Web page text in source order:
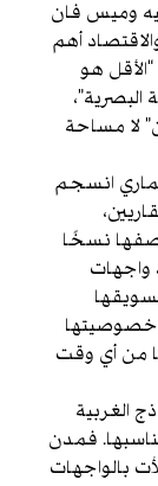
وميس فان
أهم
هو
البصرية”،
لا مساحة
انسجم
نسخًا
واجهات
خصوصيتها
من أي وقت
الغربية
فمدن
بالواجهات